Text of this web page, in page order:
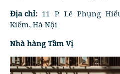
Địa chỉ: 11 P. Lê Phụng
Kiếm, Hà Nội
Nhà hàng Tầm Vị